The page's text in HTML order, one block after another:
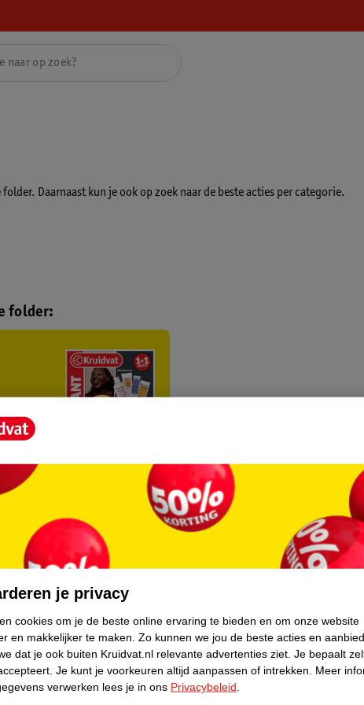
Daarnaast kun je ook op zoek naar de beste acties per categorie.
folder:
Over Kruidvat
Pers
Winkelformule
Bedrijfsgegevens
je privacy
cookies om je de beste online ervaring te bieden en om onze website
en makkelijker te maken. Zo kunnen we jou de beste acties en
dat je ook buiten Kruidvat.nl relevante advertenties ziet. Je bepaalt
Je kunt je voorkeuren altijd aanpassen of intrekken.
Meer
verwerken lees je in ons Privacybeleid